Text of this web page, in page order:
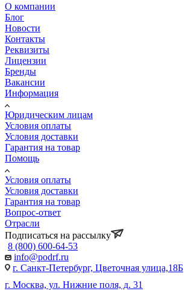
О компании
Блог
Новости
Контакты
Реквизиты
Лицензии
Бренды
Вакансии
Информация
Юридическим лицам
Условия оплаты
Условия доставки
Гарантия на товар
Помощь
Условия оплаты
Условия доставки
Гарантия на товар
Вопрос-ответ
Отрасли
Подписаться на рассылку
8 (800) 600-64-53
info@podrf.ru
г. Санкт-Петербург, Цветочная улица,18Б
г. Москва, ул. Нижние поля, д. 31